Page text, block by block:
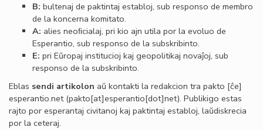
B: bultenaj de paktintaj establoj, sub responso de membro
de la koncerna komitato.
A: alies neoﬁcialaj, pri kio ajn utila por la evoluo de
Esperantio, sub responso de la subskribinto.
E: pri Eŭropaj institucioj kaj geopolitikaj novaĵoj, sub
responso de la subskribinto.
Eblas sendi artikolon aŭ kontakti la redakcion tra pakto [ĉe]
esperantio.net(pakto[at]esperantio[dot]net). Publikigo estas
rajto por esperantaj civitanoj kaj paktintaj establoj, laŭdiskrecia
por la ceteraj.